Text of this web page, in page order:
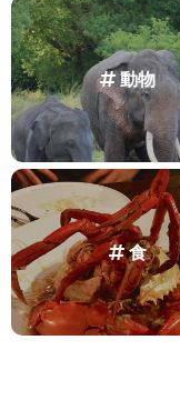
動物
食